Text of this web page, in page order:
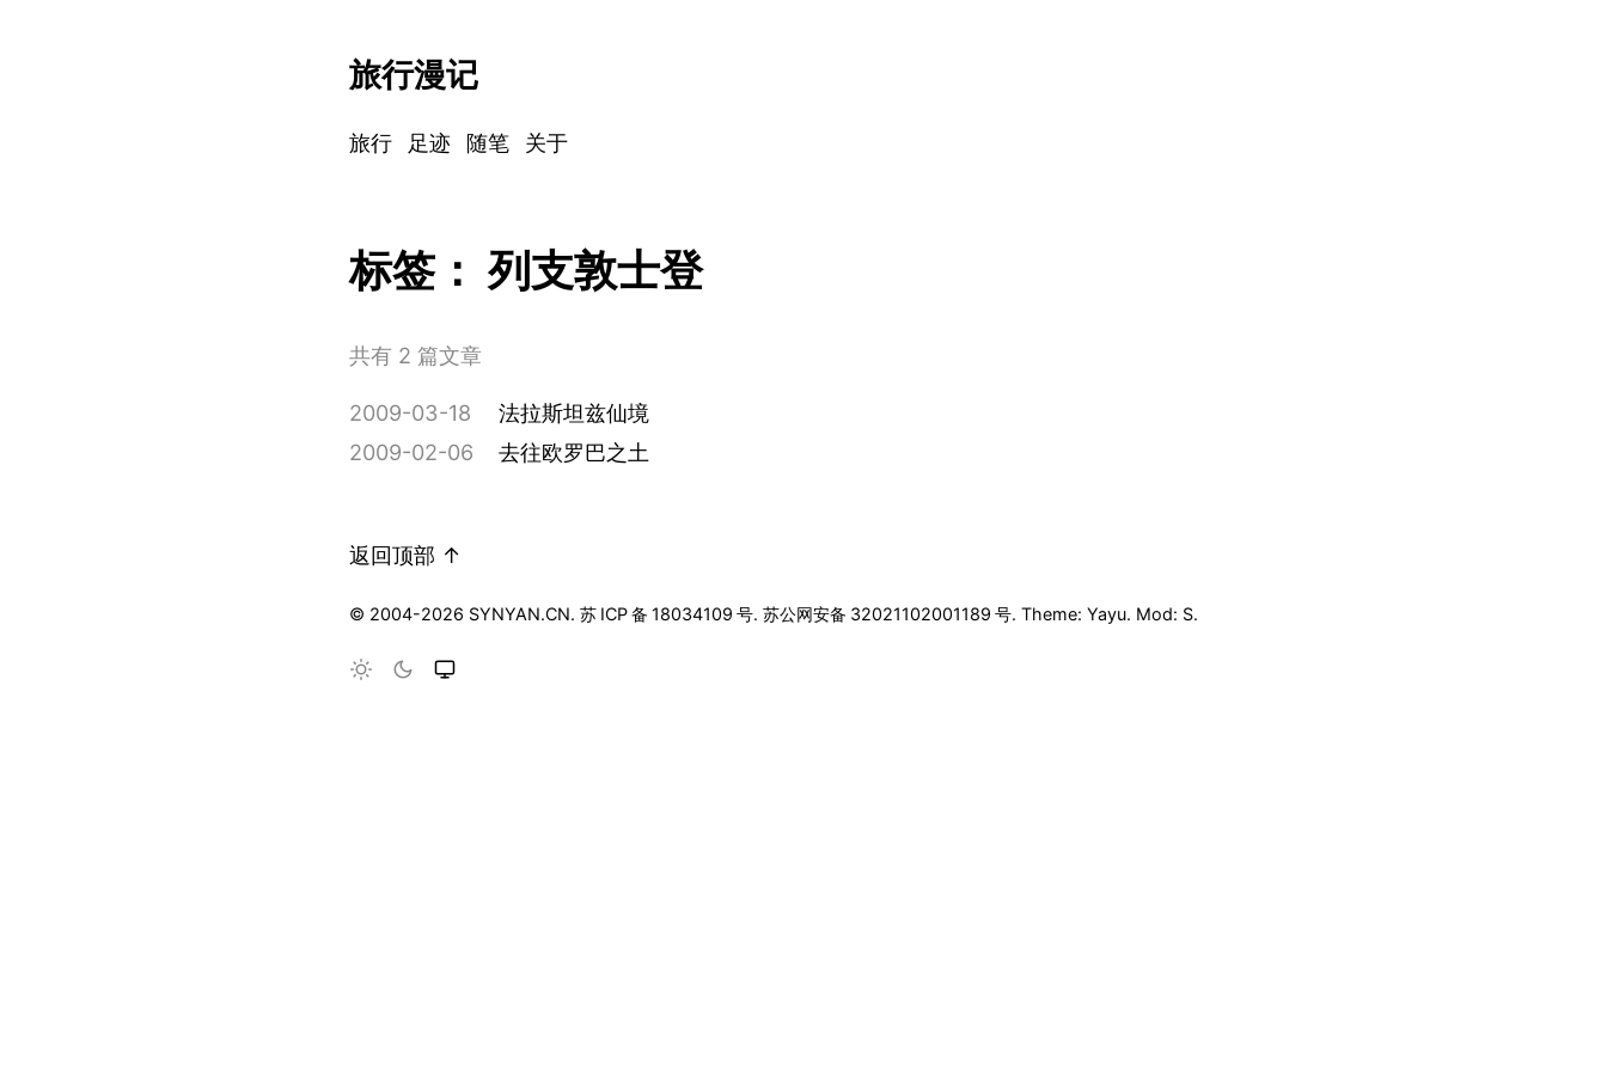
旅行漫记
旅行 足迹 随笔 关于
标签： 列支敦士登
共有 2 篇文章
2009-03-18
法拉斯坦兹仙境
2009-02-06
去往欧罗巴之土
返回顶部 ↑
© 2004-2026 SYNYAN.CN. 苏 ICP备 18034109 号. 苏公网安备 32021102001189 号. Theme: Yayu. Mod: S.